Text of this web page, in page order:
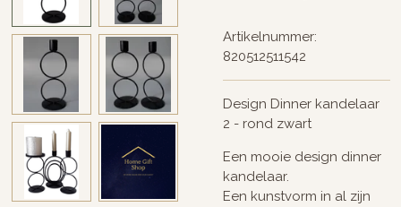
Artikelnummer:
820512511542
Design Dinner kandelaar
2 - rond zwart
Een mooie design dinner
kandelaar.
Een kunstvorm in al zijn